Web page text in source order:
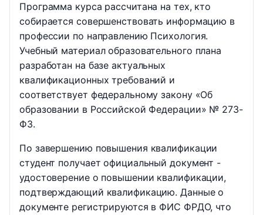
Программа курса рассчитана на тех, кто
собирается совершенствовать информацию в
профессии по направлению Психология.
Учебный материал образовательного плана
разработан на базе актуальных
квалификационных требований и
соответствует федеральному закону «Об
образовании в Российской Федерации» № 273-
ФЗ.
По завершению повышения квалификации
студент получает официальный документ -
удостоверение о повышении квалификации,
подтверждающий квалификацию. Данные о
документе регистрируются в ФИС ФРДО, что